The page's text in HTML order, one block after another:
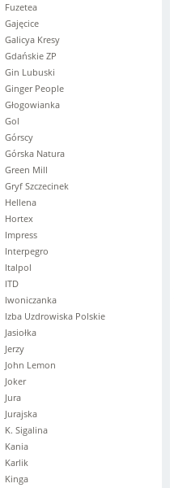
Fuzetea
Gajęcice
Galicya Kresy
Gdańskie ZP
Gin Lubuski
Ginger People
Głogowianka
Gol
Górscy
Górska Natura
Green Mill
Gryf Szczecinek
Hellena
Hortex
Impress
Interpegro
Italpol
ITD
Iwoniczanka
Izba Uzdrowiska Polskie
Jasiołka
Jerzy
John Lemon
Joker
Jura
Jurajska
K. Sigalina
Kania
Karlik
Kinga